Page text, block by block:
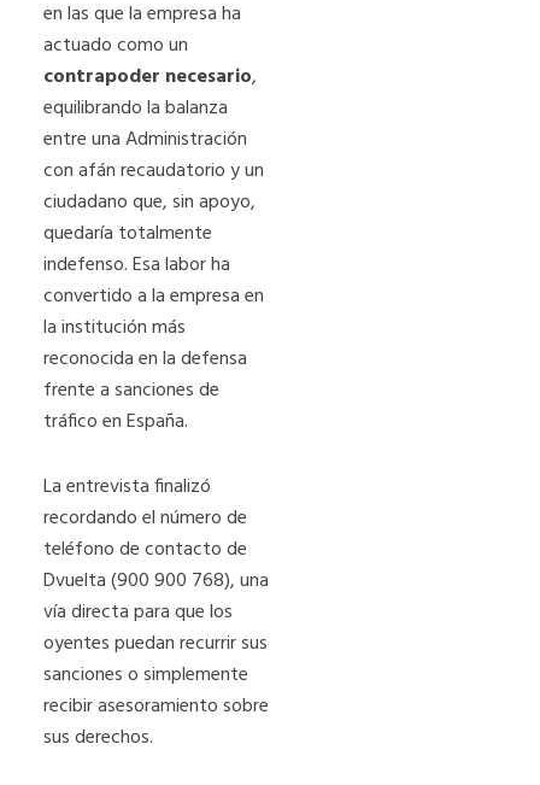
en las que la empresa ha
actuado como un
contrapoder necesario,
equilibrando la balanza
entre una Administración
con afán recaudatorio y un
ciudadano que, sin apoyo,
quedaría totalmente
indefenso. Esa labor ha
convertido a la empresa en
la institución más
reconocida en la defensa
frente a sanciones de
tráfico en España.
La entrevista finalizó
recordando el número de
teléfono de contacto de
Dvuelta (900 900 768), una
vía directa para que los
oyentes puedan recurrir sus
sanciones o simplemente
recibir asesoramiento sobre
sus derechos.